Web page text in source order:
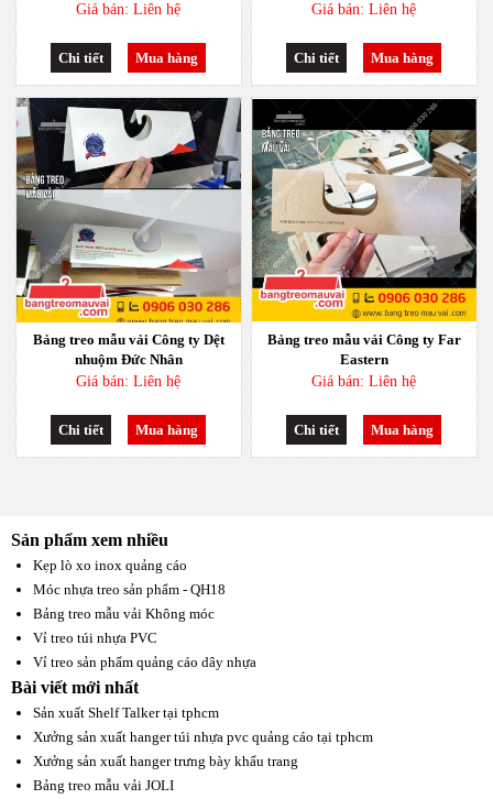
Giá bán: Liên hệ
Chi tiết Mua hàng
Giá bán: Liên hệ
Chi tiết Mua hàng
Bảng treo mẫu vải Công ty Dệt
nhuộm Đức Nhân
Giá bán: Liên hệ
Chi tiết Mua hàng
Bảng treo mẫu vải Công ty Far
Eastern
Giá bán: Liên hệ
Chi tiết Mua hàng
Sản phẩm xem nhiều
Kẹp lò xo inox quảng cáo
Móc nhựa treo sản phẩm - QH18
Bảng treo mẫu vải Không móc
Vỉ treo túi nhựa PVC
Vỉ treo sản phẩm quảng cáo dây nhựa
Bài viết mới nhất
Sản xuất Shelf Talker tại tphcm
Xưởng sản xuất hanger túi nhựa pvc quảng cáo tại tphcm
Xưởng sản xuất hanger trưng bày khẩu trang
Bảng treo mẫu vải JOLI